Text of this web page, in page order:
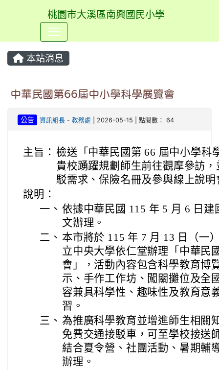
桃園市大溪區南興國民小學
本站消息
中華民國第66屆中小學科學展覽會
公告 資訊組長- 教務處 | 2026-05-15 | 點閱數： 64
主旨： 檢送「中華民國第 66 屆中小學科
貴校踴躍規劃師生前往觀摩參訪
駁需求、保險名冊及參與線上說
說明：
一、 依據中華民國 115 年 5 月 6 日建
文辦理。
二、 本市將於 115 年 7 月 13 日（一
立中央大學依仁堂辦理「中華民
會」，活動內容包含科學教育博
示、手作工作坊、闖關攤位及全
容兼具科學性、趣味性及教育意
習。
三、 為推廣科學教育並增進師生相關
免費交通接駁車，可至學校接送
結合夏令營、社團活動、暑期輔
辦理。